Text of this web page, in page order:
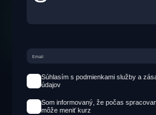
Súhlasím s podmienkami služby a
údajov
Som informovaný, že počas
môže meniť kurz